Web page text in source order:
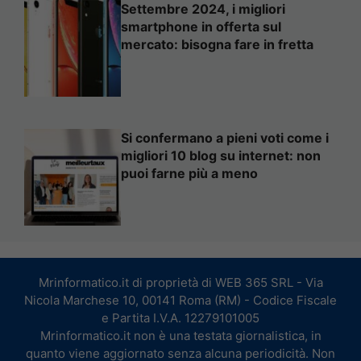
Settembre 2024, i migliori
smartphone in offerta sul
mercato: bisogna fare in fretta
Si confermano a pieni voti come i
migliori 10 blog su internet: non
puoi farne più a meno
Mrinformatico.it di proprietà di WEB 365 SRL - Via
Nicola Marchese 10, 00141 Roma (RM) - Codice Fiscale
e Partita I.V.A. 12279101005
Mrinformatico.it non è una testata giornalistica, in
quanto viene aggiornato senza alcuna periodicità. Non